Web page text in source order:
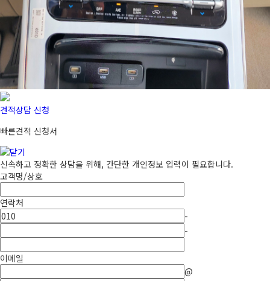
견적상담 신청
빠른견적 신청서
신속하고 정확한 상담을 위해, 간단한 개인정보 입력이 필요합니다.
고객명/상호
연락처
-
-
이메일
@